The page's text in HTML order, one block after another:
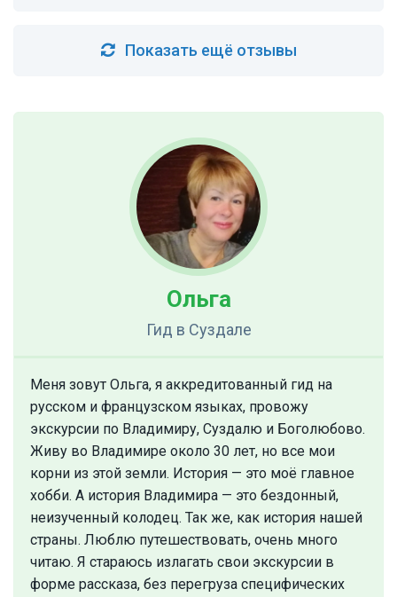
Показать ещё отзывы
Ольга
Гид в Суздале
Меня зовут Ольга, я аккредитованный гид на
русском и французском языках, провожу
экскурсии по Владимиру, Суздалю и Боголюбово.
Живу во Владимире около 30 лет, но все мои
корни из этой земли. История — это моё главное
хобби. А история Владимира — это бездонный,
неизученный колодец. Так же, как история нашей
страны. Люблю путешествовать, очень много
читаю. Я стараюсь излагать свои экскурсии в
форме рассказа, без перегруза специфических